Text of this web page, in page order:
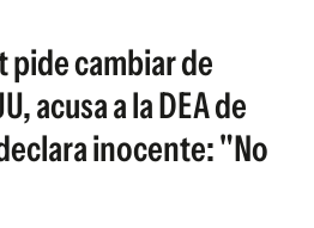
pide cambiar de
acusa a la DEA de
inocente: "No